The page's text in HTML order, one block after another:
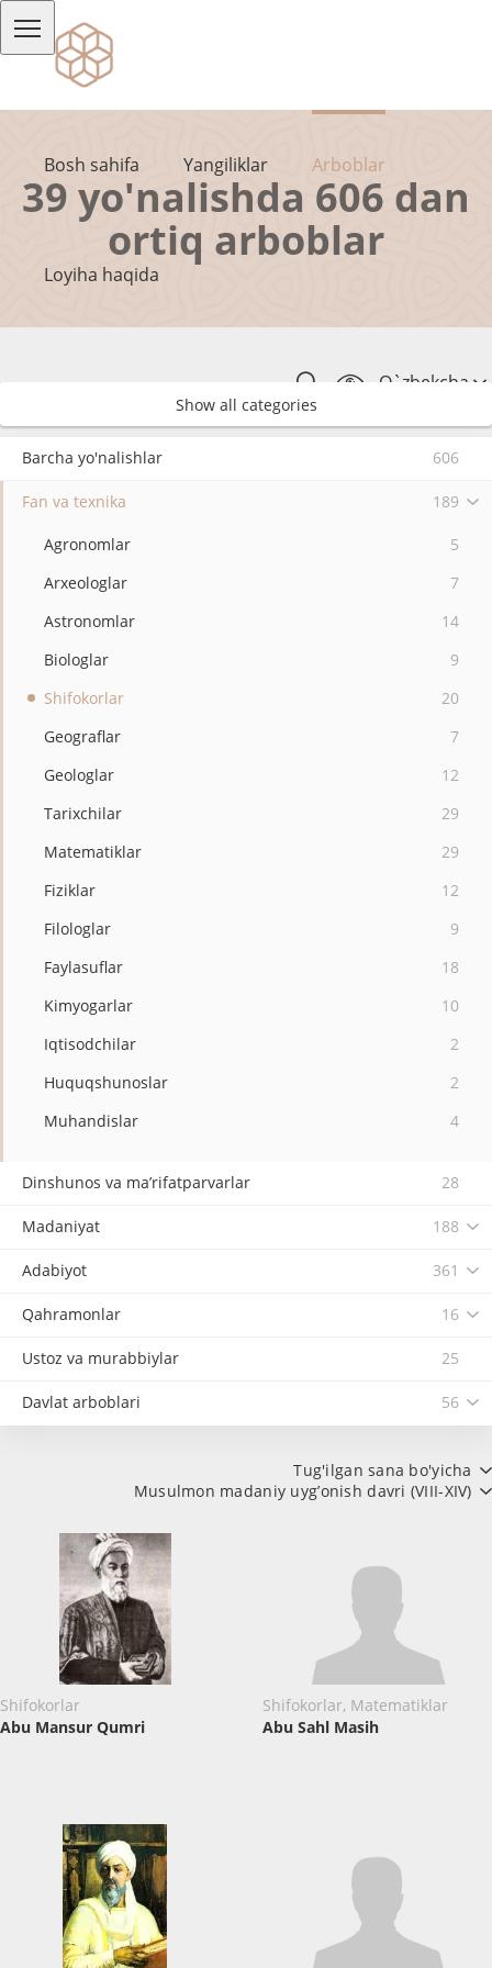
Bosh sahifa Yangiliklar Arboblar
Loyiha haqida
O`zbekcha
39 yo'nalishda 606 dan
ortiq arboblar
Show all categories
Barcha yo'nalishlar 606
Fan va texnika 189
Agronomlar
5
Arxeologlar
7
Astronomlar
14
Biologlar
9
Shifokorlar
20
Geograflar
7
Geologlar
12
Tarixchilar
29
Matematiklar
29
Fiziklar
12
Filologlar
9
Faylasuflar
18
Kimyogarlar
10
Iqtisodchilar
2
Huquqshunoslar
2
Muhandislar
4
Dinshunos va ma’rifatparvarlar 28
Madaniyat 188
Adabiyot 361
Qahramonlar 16
Ustoz va murabbiylar 25
Davlat arboblari 56
Tug'ilgan sana bo'yicha
Musulmon madaniy uyg’onish davri (VIII-XIV)
Shifokorlar
Abu Mansur Qumri
Shifokorlar, Matematiklar
Abu Sahl Masih